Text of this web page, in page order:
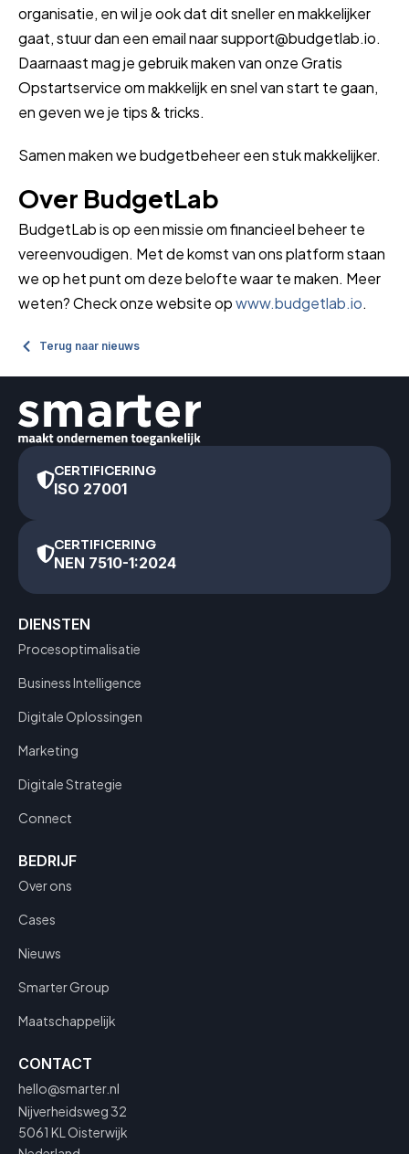
organisatie, en wil je ook dat dit sneller en makkelijker
gaat, stuur dan een email naar support@budgetlab.io.
Daarnaast mag je gebruik maken van onze Gratis
Opstartservice om makkelijk en snel van start te gaan,
en geven we je tips & tricks.
Samen maken we budgetbeheer een stuk makkelijker.
Over BudgetLab
BudgetLab is op een missie om financieel beheer te
vereenvoudigen. Met de komst van ons platform staan
we op het punt om deze belofte waar te maken. Meer
weten? Check onze website opwww.budgetlab.io.
Terug naar nieuws
CERTIFICERING
ISO 27001
CERTIFICERING
NEN 7510-1:2024
DIENSTEN
Procesoptimalisatie
Business Intelligence
Digitale Oplossingen
Marketing
Digitale Strategie
Connect
BEDRIJF
Over ons
Cases
Nieuws
Smarter Group
Maatschappelijk
CONTACT
hello@smarter.nl
Nijverheidsweg 32
5061 KL Oisterwijk